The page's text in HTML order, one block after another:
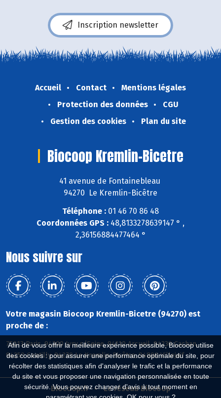
Afin de vous offrir la meilleure expérience possible, Biocoop utilise
des cookies : pour assurer une performance optimale du site, pour
récolter des statistiques afin d'analyser le trafic et la performance
du site et vous proposer une navigation personnalisée en toute
sécurité. Vous pouvez changer d'avis à tout moment en
Inscription newsletter
Accueil Contact
Mentions légales
Protection des données
CGU
Gestion des cookies
Plan du site
Biocoop Kremlin-Bicetre
41 avenue de Fontainebleau
94270 Le Kremlin-Bicêtre
Téléphone : 01 46 70 86 48
Coordonnées GPS : 48,8133278639147 ° ,
2,36156884477464 °
Nous suivre sur
Votre magasin Biocoop Kremlin-Bicetre (94270) est
proche de :
75013 Paris, 94200 Ivry s/Seine, 94110 Arcueil, 94230 Cachan,
94250 Gentilly, 94270 Le Kremlin-Bicêtre, 94800 Villejuif
Biocoop.fr
Le réseau Biocoop